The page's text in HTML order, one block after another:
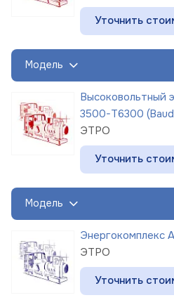
Уточнить
Модель
Высоковольтный
3500-Т6300
ЭТРО
Уточнить
Модель
Энергокомплекс
ЭТРО
Уточнить